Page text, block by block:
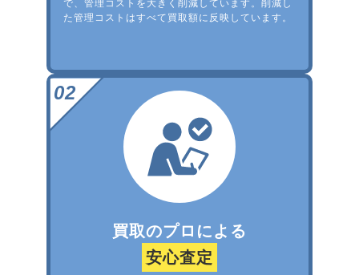
で、管理コストを大きく削減しています。削減し
た管理コストはすべて買取額に反映しています。
買取のプロによる
安心査定